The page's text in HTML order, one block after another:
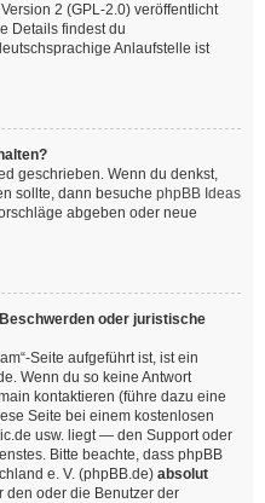
2 (GPL-2.0) veröffentlicht
Details findest du
Anlaufstelle ist
geschrieben. Wenn du denkst,
sollte, dann besuche phpBB Ideas
abgeben oder neue
oder juristische
Seite aufgeführt ist, ist ein
Wenn du so keine Antwort
kontaktieren (führe dazu eine
Seite bei einem kostenlosen
usw. liegt — den Support oder
Bitte beachte, dass phpBB
e. V. (phpBB.de) absolut
den oder die Benutzer der